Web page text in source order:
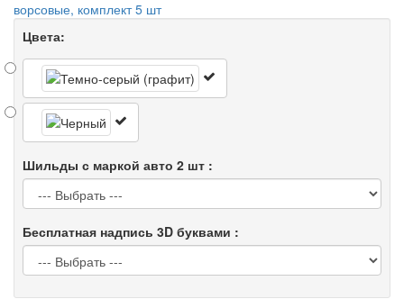
ворсовые, комплект 5 шт
Цвета:
Шильды с маркой авто 2 шт :
Бесплатная надпись 3D буквами :